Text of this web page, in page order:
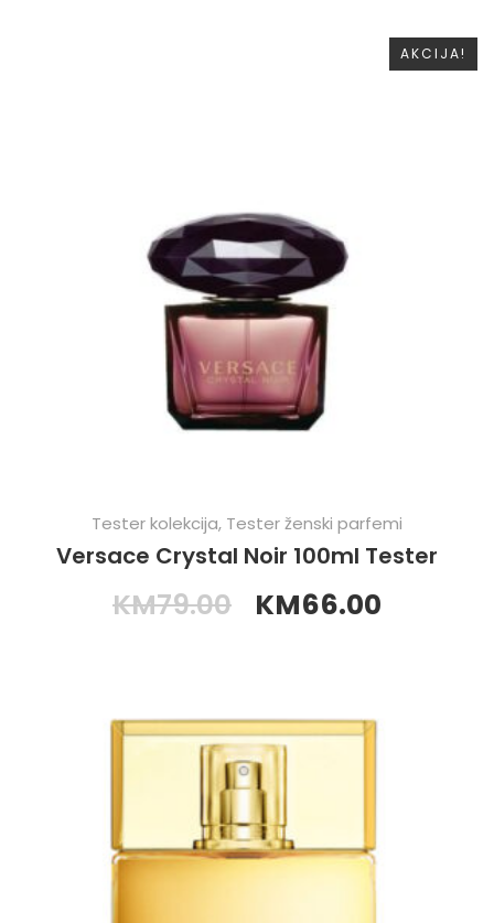
AKCIJA!
Tester kolekcija, Tester ženski parfemi
Versace Crystal Noir 100ml Tester
KM79.00 KM66.00